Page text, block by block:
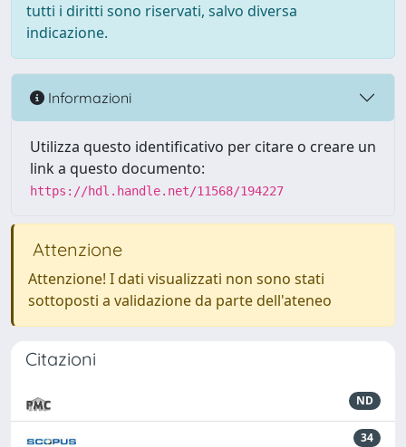
tutti i diritti sono riservati, salvo diversa
indicazione.
Informazioni
Utilizza questo identificativo per citare o creare un
link a questo documento:
https://hdl.handle.net/11568/194227
Attenzione
Attenzione! I dati visualizzati non sono stati
sottoposti a validazione da parte dell'ateneo
Citazioni
ND
34